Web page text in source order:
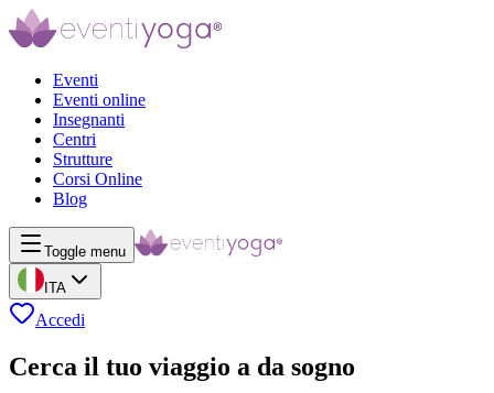
Eventi
Eventi online
Insegnanti
Centri
Strutture
Corsi Online
Blog
Toggle menu
ITA
Accedi
Cerca il tuo viaggio a da sogno